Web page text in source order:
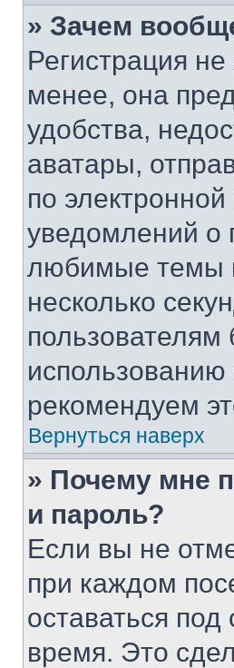
» Зачем
Регистрация
менее, она
удобства,
аватары,
по
уведомлений о
любимые темы
несколько
рекомендуем
Вернуться наверх
» Почему мне
и пароль?
Если вы не
при каждом
оставаться
время. Это